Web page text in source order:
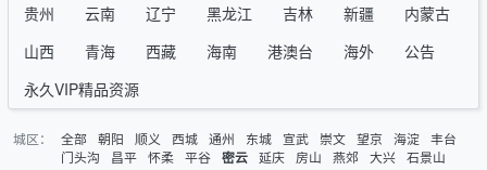
贵州
云南 辽宁 黑龙江 吉林 新疆
内蒙古
山西
青海 西藏 海南 港澳台 海外
公告
永久VIP精品资源
城区： 全部 朝阳 顺义 西城 通州 东城 宣武 崇文 望京 海淀 丰台
门头沟
昌平 怀柔 平谷 密云 延庆 房山 燕郊 大兴 石景山